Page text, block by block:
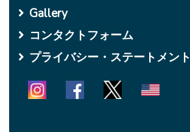
Gallery
コンタクトフォーム
プライバシー・ステートメント